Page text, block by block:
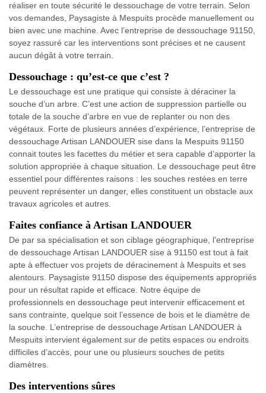
réaliser en toute sécurité le dessouchage de votre terrain. Selon
vos demandes, Paysagiste à Mespuits procède manuellement ou
bien avec une machine. Avec l’entreprise de dessouchage 91150,
soyez rassuré car les interventions sont précises et ne causent
aucun dégât à votre terrain.
Dessouchage : qu’est-ce que c’est ?
Le dessouchage est une pratique qui consiste à déraciner la
souche d’un arbre. C’est une action de suppression partielle ou
totale de la souche d’arbre en vue de replanter ou non des
végétaux. Forte de plusieurs années d’expérience, l’entreprise de
dessouchage Artisan LANDOUER sise dans la Mespuits 91150
connait toutes les facettes du métier et sera capable d’apporter la
solution appropriée à chaque situation. Le dessouchage peut être
essentiel pour différentes raisons : les souches restées en terre
peuvent représenter un danger, elles constituent un obstacle aux
travaux agricoles et autres.
Faites confiance à Artisan LANDOUER
De par sa spécialisation et son ciblage géographique, l’entreprise
de dessouchage Artisan LANDOUER sise à 91150 est tout à fait
apte à effectuer vos projets de déracinement à Mespuits et ses
alentours. Paysagiste 91150 dispose des équipements appropriés
pour un résultat rapide et efficace. Notre équipe de
professionnels en dessouchage peut intervenir efficacement et
sans contrainte, quelque soit l’essence de bois et le diamètre de
la souche. L’entreprise de dessouchage Artisan LANDOUER à
Mespuits intervient également sur de petits espaces ou endroits
difficiles d’accès, pour une ou plusieurs souches de petits
diamètres.
Des interventions sûres